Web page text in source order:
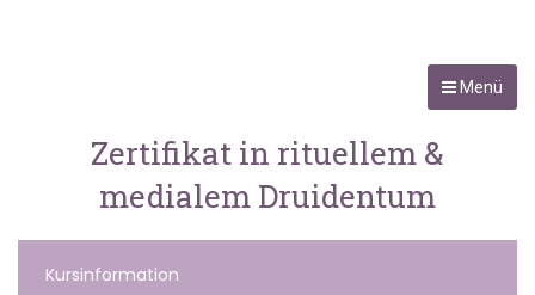
Menü
Zertifikat in rituellem &
medialem Druidentum
Kursinformation